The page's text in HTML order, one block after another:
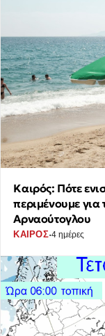
Καιρός: Πότε
περιμένουμε
Αρναούτογλου
ΚΑΙΡΟΣ·4 ημέρες